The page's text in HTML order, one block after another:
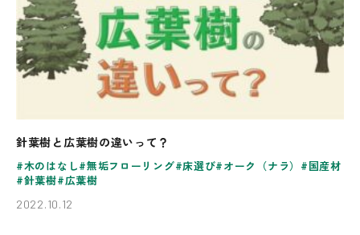
針葉樹と広葉樹の違いって？
木のはなし 無垢フローリング 床選び オーク（ナラ）
国産材
針葉樹 広葉樹
2022.10.12